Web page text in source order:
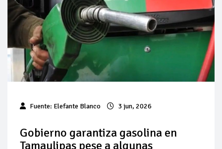
Baja 5% más el precio internacional del crudo por posible
acuerdo de paz
Aumentan 83% ventas de diésel Pemex: PetroIntelligence
Aumenta la producción de hidrocarburos de Pemex; aún
está lejos de la meta
Medio Oriente
Así comienza un nuevo mes para los combustibles
Fuente: Elefante Blanco 3 jun, 2026
Gobierno garantiza gasolina en
Tamaulipas pese a algunas